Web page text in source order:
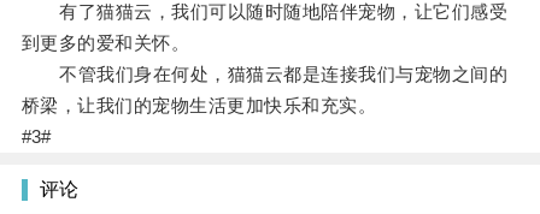
有了猫猫云，我们可以随时随地陪伴宠物，让它们感受
到更多的爱和关怀。
不管我们身在何处，猫猫云都是连接我们与宠物之间的
桥梁，让我们的宠物生活更加快乐和充实。
#3#
评论